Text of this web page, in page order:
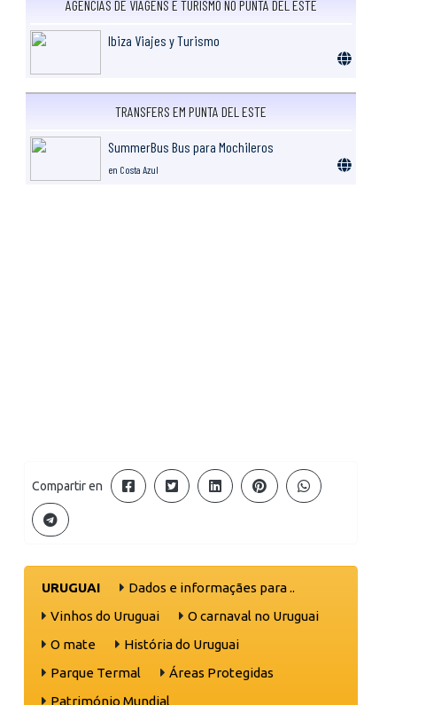
AGÊNCIAS DE VIAGENS E TURISMO NO PUNTA DEL ESTE
Ibiza Viajes y Turismo
TRANSFERS EM PUNTA DEL ESTE
SummerBus Bus para Mochileros
en Costa Azul
Compartir en
URUGUAI
Dados e informaçães para ..
Vinhos do Uruguai
O carnaval no Uruguai
O mate
História do Uruguai
Parque Termal
Áreas Protegidas
Património Mundial